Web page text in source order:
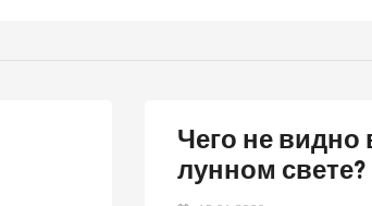
Чего не видно
лунном свете?